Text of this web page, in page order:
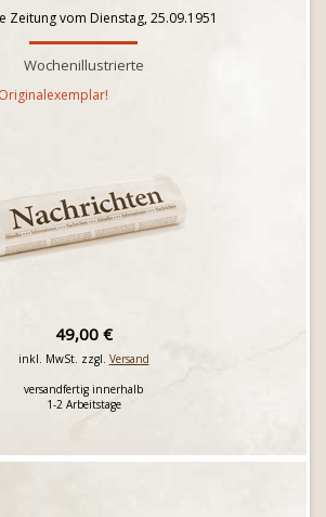
Zeitung vom Dienstag, 25.09.1951
Wochenillustrierte
49,00 €
inkl. MwSt. zzgl. Versand
versandfertig innerhalb
1-2 Arbeitstage